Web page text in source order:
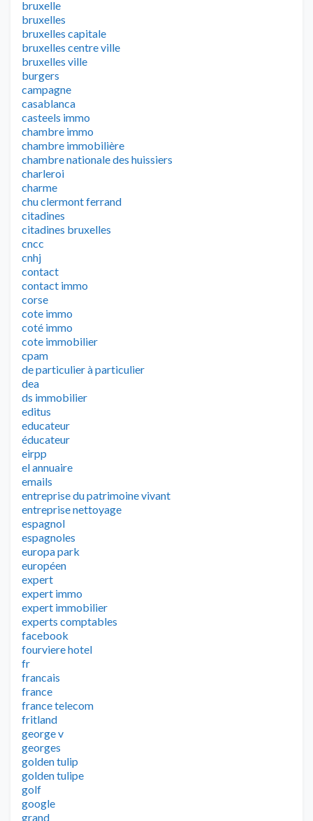
bruxelle
bruxelles
bruxelles capitale
bruxelles centre ville
bruxelles ville
burgers
campagne
casablanca
casteels immo
chambre immo
chambre immobilière
chambre nationale des huissiers
charleroi
charme
chu clermont ferrand
citadines
citadines bruxelles
cncc
cnhj
contact
contact immo
corse
cote immo
coté immo
cote immobilier
cpam
de particulier à particulier
dea
ds immobilier
editus
educateur
éducateur
eirpp
el annuaire
emails
entreprise du patrimoine vivant
entreprise nettoyage
espagnol
espagnoles
europa park
européen
expert
expert immo
expert immobilier
experts comptables
facebook
fourviere hotel
fr
francais
france
france telecom
fritland
george v
georges
golden tulip
golden tulipe
golf
google
grand